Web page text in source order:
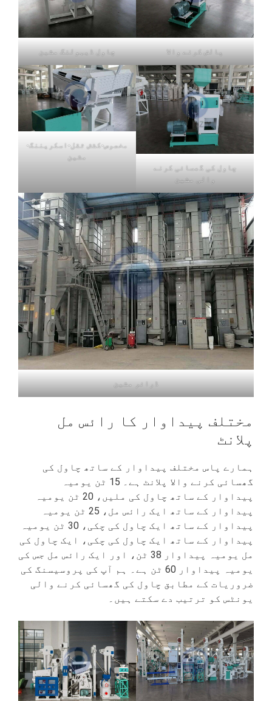
پالش کرنے والا چاول ڈیہولنگ مشین
چاول کی گھسائی کرنے
والی مشین
مخصوص-کشش ثقل-اسکریننگ-
مشین
ڈرائر مشین
مختلف پیداوار کا رائس مل
پلانٹ
ہمارے پاس مختلف پیداوار کے ساتھ چاول کی
گھسائی کرنے والا پلانٹ ہے۔ 15 ٹن یومیہ
پیداوار کے ساتھ چاول کی ملیں، 20 ٹن یومیہ
پیداوار کے ساتھ ایک رائس مل، 25 ٹن یومیہ
پیداوار کے ساتھ ایک چاول کی چکی، 30 ٹن یومیہ
پیداوار کے ساتھ ایک چاول کی چکی، ایک چاول کی
مل یومیہ پیداوار 38 ٹن، اور ایک رائس مل جس کی
یومیہ پیداوار 60 ٹن ہے۔ ہم آپ کی پروسیسنگ کی
ضروریات کے مطابق چاول کی گھسائی کرنے والی
یونٹس کو ترتیب دے سکتے ہیں۔